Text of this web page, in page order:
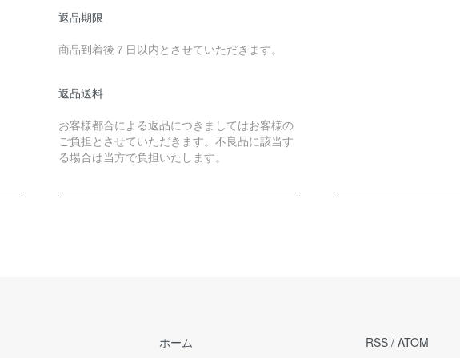
返品期限
商品到着後７日以内とさせていただきます。
返品送料
お客様都合による返品につきましてはお客様の
ご負担とさせていただきます。不良品に該当す
る場合は当方で負担いたします。
ホーム RSS / ATOM